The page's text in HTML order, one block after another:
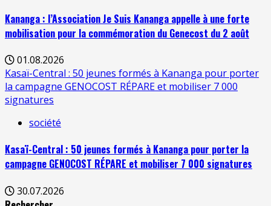
Kananga : l’Association Je Suis Kananga appelle à une forte
mobilisation pour la commémoration du Genecost du 2 août
01.08.2026
Kasaï-Central : 50 jeunes formés à Kananga pour porter
la campagne GENOCOST RÉPARE et mobiliser 7 000
signatures
société
Kasaï-Central : 50 jeunes formés à Kananga pour porter la
campagne GENOCOST RÉPARE et mobiliser 7 000 signatures
30.07.2026